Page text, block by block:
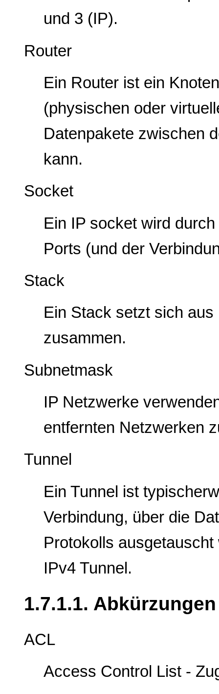
und 3 (IP).
Router
Ein Router ist ein
(physischen oder
Datenpakete zwischen
kann.
Socket
Ein IP socket wird
Ports (und der
Stack
Ein Stack setzt sich
zusammen.
Subnetmask
IP Netzwerke
entfernten Netzwerken
Tunnel
Ein Tunnel ist
Verbindung, über die
Protokolls
IPv4 Tunnel.
1.7.1.1. Abkürzungen
ACL
Access Control List -